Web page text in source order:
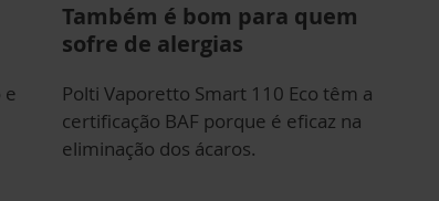
e
Também é bom para quem
sofre de alergias
Polti Vaporetto Smart 110 Eco têm a
certificação BAF porque é eficaz na
eliminação dos ácaros.